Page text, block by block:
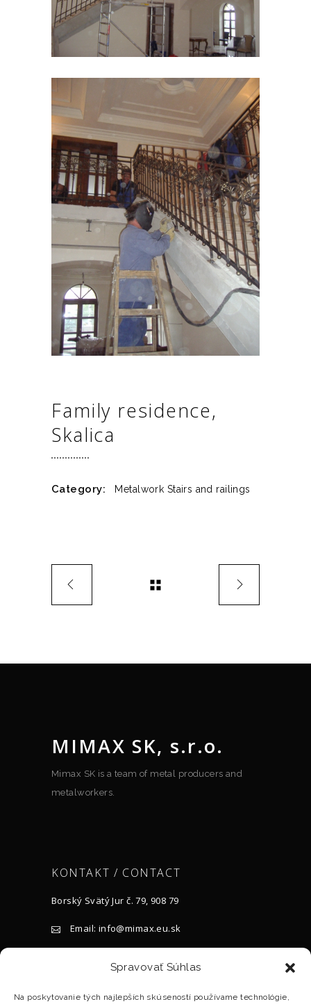
Spravovať Súhlas
Na poskytovanie tých najlepších skúseností používame technológie,
Family residence,
Skalica
Category: Metalwork Stairs and railings
MIMAX SK, s.r.o.
Mimax SK is a team of metal producers and
metalworkers.
KONTAKT / CONTACT
Borský Svätý Jur č. 79, 908 79
Email: info@mimax.eu.sk
BILLING INFORMATION: